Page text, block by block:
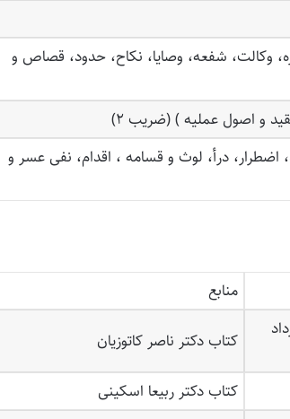
وکالت، شفعه، وصایا، نکاح، حدود، قصاص و
و اصول عملیه ) (ضریب ۲)
اضطرار، درأ، لوث و قسامه ، اقدام، نفی عسر و
منابع
کتاب دکتر ناصر کاتوزیان
کتاب دکتر ربیعا اسکینی